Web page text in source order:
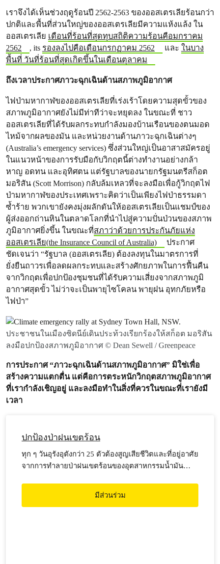
เราจึงได้เห็นช่วงฤดูร้อนปี 2562-2563 ของออสเตรเลียร้อนกว่า
ปกติและพื้นที่ส่วนใหญ่ของออสเตรเลียมีความแห้งแล้ง ใน
ออสเตรเลีย เดือนที่ร้อนที่สุดทุบสถิติความร้อนคือมกราคม
2562
, its รองลงไปคือเดือนกรกฏาคม 2562 และ ในบาง
พื้นที่ วันที่ร้อนที่สุดเกิดขึ้นในเดือนตุลาคม
ถึงเวลาประกาศภาวะฉุกเฉินด้านสภาพภูมิอากาศ
ไฟป่ามหากาฬของออสเตรเลียที่เร่งเร้าโดยความสุดขั้วของ
สภาพภูมิอากาศยังไม่มีท่าทีว่าจะหยุดลง ในขณะที่ ชาว
ออสเตรเลียที่ได้รับผลกระทบกำลังมองบ้านเรือนของตนมอด
ไหม้จากผลของมัน และหน่วยงานด้านภาวะฉุกเฉินต่างๆ
(Australia’s emergency services) ซึ่งส่วนใหญ่เป็นอาสาสมัครอยู่
ในแนวหน้าของการรับมือกับวิกฤตนี้ต่างทำงานอย่างกล้า
หาญ อดทน และอุทิศตน แต่รัฐบาลของนายกรัฐมนตรีสก็อต
มอริสัน (Scott Morrison) กลับล้มเหลวที่จะลงมือเพื่อกู้วิกฤตไฟ
ป่ามหากาฬของประเทศเพราะคิดว่าเป็นเพียงไฟป่าธรรมดา
ซ้ำร้าย พวกเขายังคงมุ่งผลักดันให้ออสเตรเลียเป็นแชมป์ของ
ผู้ส่งออกถ่านหินในตลาดโลกที่นำไปสู่ความปั่นป่วนของสภาพ
ภูมิอากาศยิ่งขึ้น ในขณะที่สภาว่าด้วยการประกันภัยแห่ง
ออสเตรเลีย(the Insurance Council of Australia)
ประกาศ
ชัดเจนว่า “รัฐบาล (ออสเตรเลีย) ต้องลงทุนในมาตรการที่
ยั่งยืนถาวรเพื่อลดผลกระทบและสร้างศักยภาพในการฟื้นคืน
จากวิกฤตเพื่อปกป้องชุมชนที่ได้รับความเสี่ยงจากสภาพภูมิ
อากาศสุดขั้ว ไม่ว่าจะเป็นพายุไซโคลน พายุฝน อุทกภัยหรือ
ไฟป่า”
ประชาชนในเมืองซิดนีย์เดินประท้วงเรียกร้องให้สก็อต มอริสัน
ลงมือปกป้องสภาพภูมิอากาศ © Dean Sewell / Greenpeace
การประกาศ “ภาวะฉุกเฉินด้านสภาพภูมิอากาศ” มิใช่เพื่อ
สร้างความแตกตื่น แต่คือการตระหนักวิกฤตสภาพภูมิอากาศ
ที่เรากำลังเชิญอยู่ และลงมือทำในสิ่งที่ควรในขณะที่เรายังมี
เวลา
ปกป้องป่าฝนเขตร้อน
ทุก ๆ วันอุรังอุตังกว่า 25 ตัวต้องสูญเสียชีวิตและที่อยู่อาศัย
จากการทำลายป่าฝนเขตร้อนของอุตสาหกรรมน้ำมัน
มีส่วนร่วม